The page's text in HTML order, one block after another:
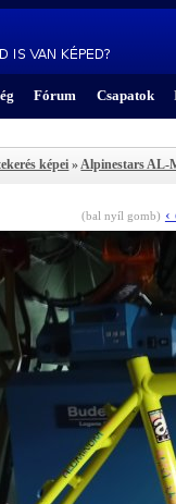
Fórum Csapatok
képei » Alpinestars AL-
(bal nyíl gomb) ‹